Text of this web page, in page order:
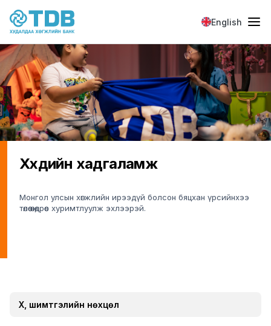
Skip to main content
English
Хүүхдийн хадгаламж
Монгол улсын хөгжлийн ирээдүй болсон бяцхан үрсийнхээ
төлөө өнөөдрөөс хуримтлуулж эхлээрэй.
Хүү, шимтгэлийн нөхцөл